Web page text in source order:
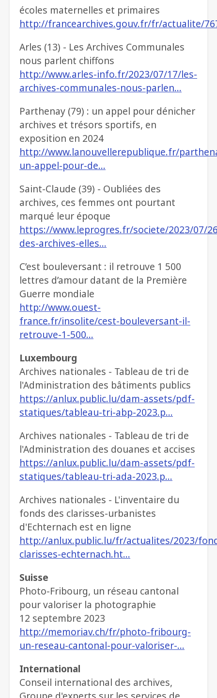
écoles maternelles et primaires
http://francearchives.gouv.fr/fr/actualite/
Arles (13) - Les Archives Communales
nous parlent chiffons
http://www.arles-info.fr/2023/07/17/les-
archives-communales-nous-parlen…
Parthenay (79) : un appel pour dénicher
archives et trésors sportifs, en
exposition en 2024
http://www.lanouvellerepublique.fr/
un-appel-pour-de…
Saint-Claude (39) - Oubliées des
archives, ces femmes ont pourtant
marqué leur époque
https://www.leprogres.fr/societe/2023/07/
des-archives-elles…
C’est bouleversant : il retrouve 1 500
lettres d’amour datant de la Première
Guerre mondiale
http://www.ouest-
france.fr/insolite/cest-bouleversant-il-
retrouve-1-500…
Luxembourg
Archives nationales - Tableau de tri de
l'Administration des bâtiments publics
https://anlux.public.lu/dam-assets/pdf-
statiques/tableau-tri-abp-2023.p…
Archives nationales - Tableau de tri de
l'Administration des douanes et accises
https://anlux.public.lu/dam-assets/pdf-
statiques/tableau-tri-ada-2023.p…
Archives nationales - L'inventaire du
fonds des clarisses-urbanistes
d'Echternach est en ligne
http://anlux.public.lu/fr/actualites/2023/
clarisses-echternach.ht…
Suisse
Photo-Fribourg, un réseau cantonal
pour valoriser la photographie
12 septembre 2023
http://memoriav.ch/fr/photo-fribourg-
un-reseau-cantonal-pour-valoriser-…
International
Conseil international des archives,